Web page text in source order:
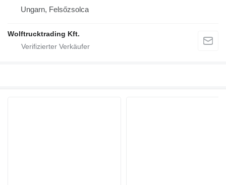
Ungarn, Felsőzsolca
Wolftrucktrading Kft.